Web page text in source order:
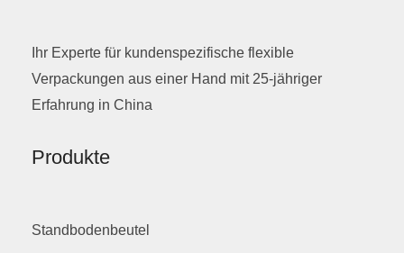
Ihr Experte für kundenspezifische flexible
Verpackungen aus einer Hand mit 25-jähriger
Erfahrung in China
Produkte
Standbodenbeutel